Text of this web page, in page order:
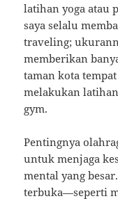
latihan yoga atau
saya selalu
traveling;
memberikan
taman kota
melakukan
gym.
Pentingnya
untuk menjaga
mental yang
terbuka—seperti